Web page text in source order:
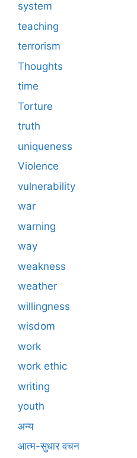
system
teaching
terrorism
Thoughts
time
Torture
truth
uniqueness
Violence
vulnerability
war
warning
way
weakness
weather
willingness
wisdom
work
work ethic
writing
youth
अन्य
आत्म-सुधार वचन